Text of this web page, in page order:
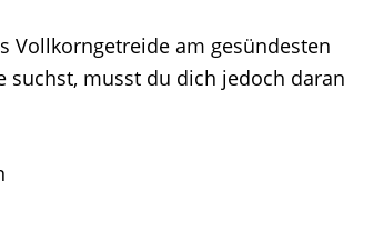
Vollkorngetreide am gesündesten
suchst, musst du dich jedoch daran